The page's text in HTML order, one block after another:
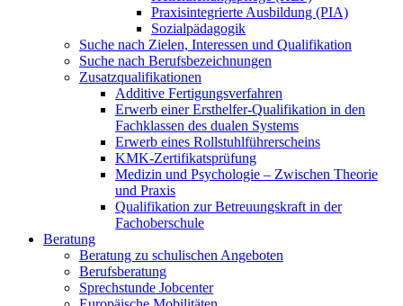
Praxisintegrierte Ausbildung (PIA)
Sozialpädagogik
Suche nach Zielen, Interessen und Qualifikation
Suche nach Berufsbezeichnungen
Zusatzqualifikationen
Additive Fertigungsverfahren
Erwerb einer Ersthelfer-Qualifikation in den
Fachklassen des dualen Systems
Erwerb eines Rollstuhlführerscheins
KMK-Zertifikatsprüfung
Medizin und Psychologie – Zwischen Theorie
und Praxis
Qualifikation zur Betreuungskraft in der
Fachoberschule
Beratung
Beratung zu schulischen Angeboten
Berufsberatung
Sprechstunde Jobcenter